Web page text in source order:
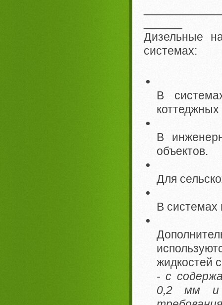
Дизельные
системах:
В
коттеджных
В
объектов.
Для
В системах
жидкостей
- с
0,2 мм и